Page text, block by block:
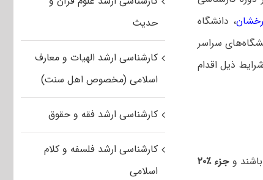
، دانشگاه
دانشگاه‌های سراسر
ذیل اقدام
جزء ٪۲۰
حدیث
کارشناسی ارشد الهیات و معارف
اسلامی (مخصوص اهل سنت)
کارشناسی ارشد فقه و حقوق
کارشناسی ارشد فلسفه و کلام
اسلامی